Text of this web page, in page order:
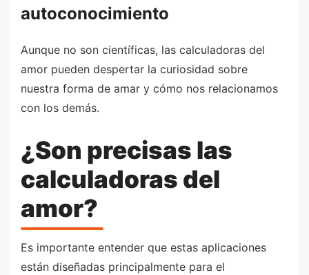
autoconocimiento
Aunque no son científicas, las calculadoras del
amor pueden despertar la curiosidad sobre
nuestra forma de amar y cómo nos relacionamos
con los demás.
¿Son precisas las
calculadoras del
amor?
Es importante entender que estas aplicaciones
están diseñadas principalmente para el